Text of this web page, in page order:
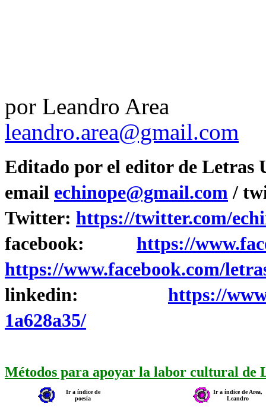
por Leandro Area
leandro.area@gmail.com
Editado por el editor de Letras
email echinope@gmail.com /
Twitter: https://twitter.com/
facebook: https://
https://www.facebook.com/
linkedin: https://
1a628a35/
Métodos para apoyar la labor cultural de
Ir a índice de
poesía
Ir a índice de Area,
Leandro